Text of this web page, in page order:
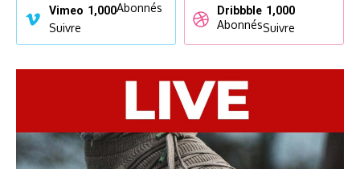
Vimeo 1,000Abonnés
Suivre
Dribbble 1,000
AbonnésSuivre